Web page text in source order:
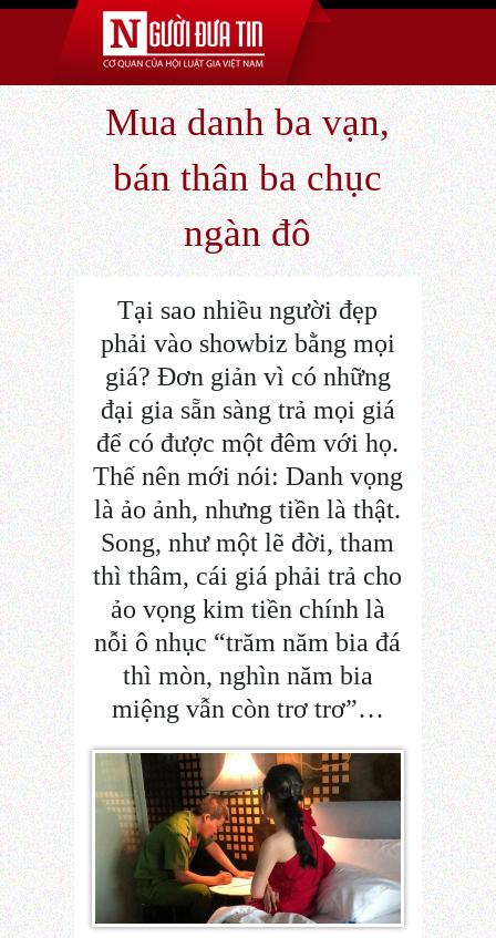
Mua danh ba vạn,
bán thân ba chục
ngàn đô
Tại sao nhiều người đẹp
phải vào showbiz bằng mọi
giá? Đơn giản vì có những
đại gia sẵn sàng trả mọi giá
để có được một đêm với họ.
Thế nên mới nói: Danh vọng
là ảo ảnh, nhưng tiền là thật.
Song, như một lẽ đời, tham
thì thâm, cái giá phải trả cho
ảo vọng kim tiền chính là
nỗi ô nhục “trăm năm bia đá
thì mòn, nghìn năm bia
miệng vẫn còn trơ trơ”…